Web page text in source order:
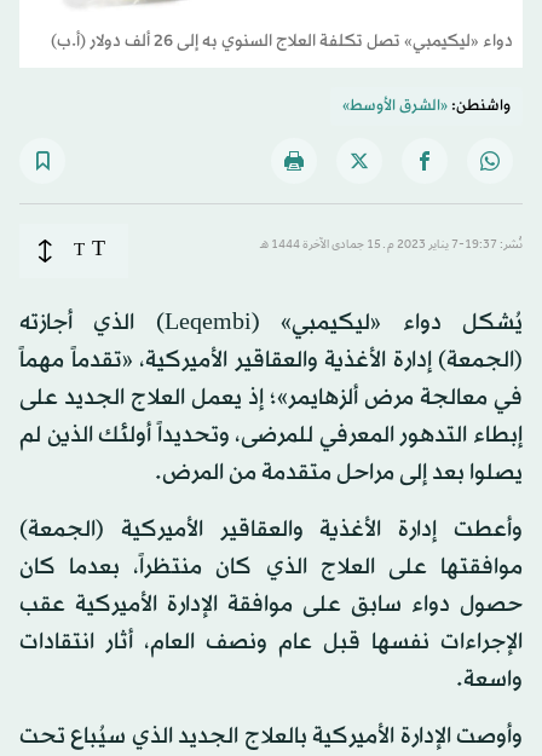
دواء «ليكيمبي» تصل تكلفة العلاج السنوي به إلى 26 ألف دولار (أ.ب)
واشنطن:«الشرق الأوسط»
نُشر: 19:37-7 يناير 2023 م ـ 15 جمادى الآخرة 1444 هـ T
T
يُشكل دواء «ليكيمبي» (Leqembi) الذي أجازته
(الجمعة) إدارة الأغذية والعقاقير الأميركية، «تقدماً مهماً
في معالجة مرض ألزهايمر»؛ إذ يعمل العلاج الجديد على
إبطاء التدهور المعرفي للمرضى، وتحديداً أولئك الذين لم
يصلوا بعد إلى مراحل متقدمة من المرض.
وأعطت إدارة الأغذية والعقاقير الأميركية (الجمعة)
موافقتها على العلاج الذي كان منتظراً، بعدما كان
حصول دواء سابق على موافقة الإدارة الأميركية عقب
الإجراءات نفسها قبل عام ونصف العام، أثار انتقادات
واسعة.
وأوصت الإدارة الأميركية بالعلاج الجديد الذي سيُباع تحت